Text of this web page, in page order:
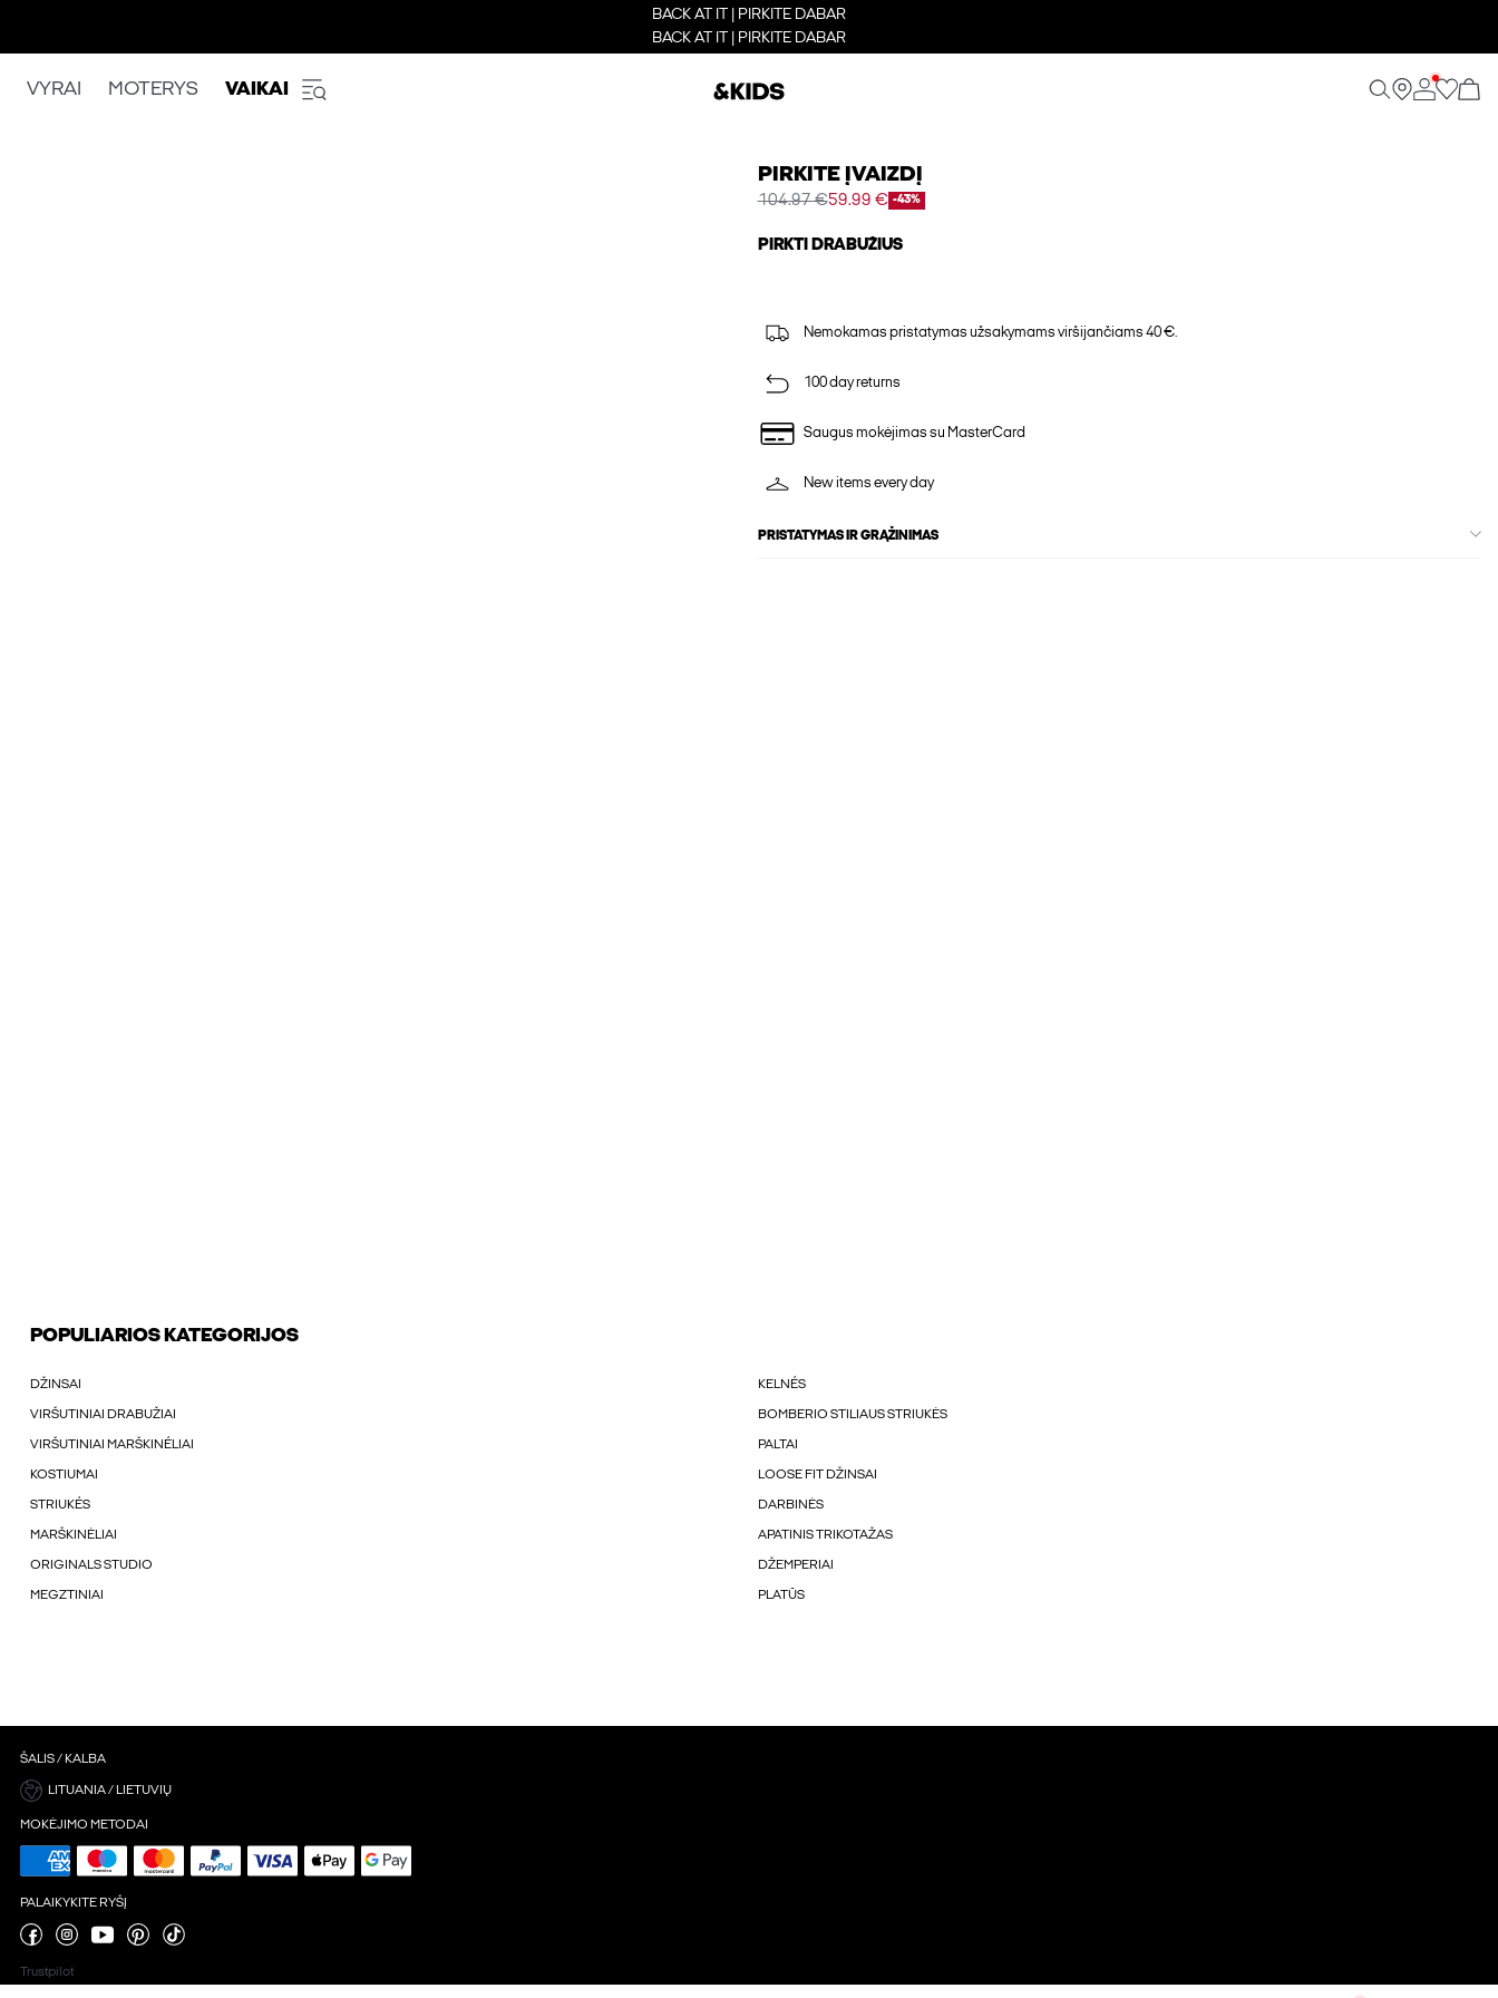
BACK AT IT | PIRKITE DABAR
BACK AT IT | PIRKITE DABAR
VYRAI MOTERYS VAIKAI
PIRKITE ĮVAIZDĮ
104.97 €59.99 € -43%
PIRKTI DRABUŽIUS
Nemokamas pristatymas užsakymams viršijančiams 40 €.
100 day returns
Saugus mokėjimas su MasterCard
New items every day
PRISTATYMAS IR GRĄŽINIMAS
POPULIARIOS KATEGORIJOS
DŽINSAI KELNÉS
VIRŠUTINIAI DRABUŽIAI BOMBERIO STILIAUS STRIUKĖS
VIRŠUTINIAI MARŠKINÉLIAI PALTAI
KOSTIUMAI LOOSE FIT DŽINSAI
STRIUKÉS DARBINĖS
MARŠKINĖLIAI APATINIS TRIKOTAŽAS
ORIGINALS STUDIO DŽEMPERIAI
MEGZTINIAI PLATŪS
ŠALIS / KALBA
LITUANIA / LIETUVIŲ
MOKĖJIMO METODAI
PALAIKYKITE RYŠĮ
Trustpilot